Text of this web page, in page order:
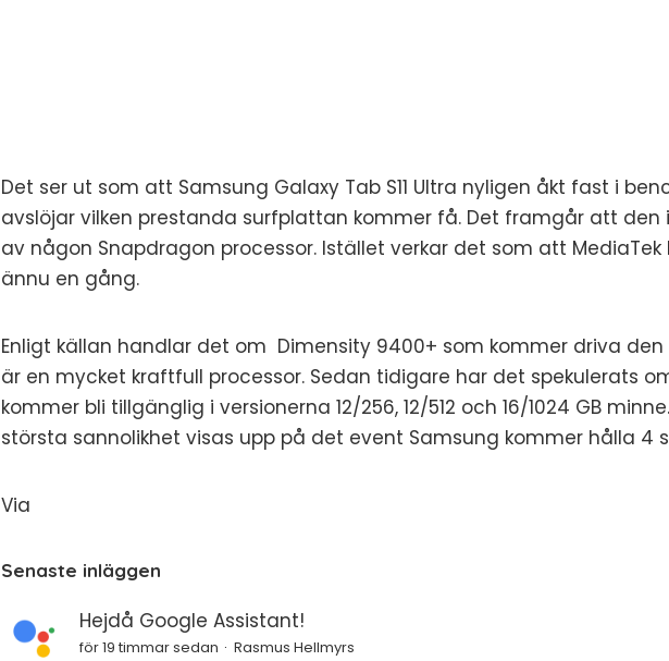
Det ser ut som att Samsung Galaxy Tab S11 Ultra nyligen åkt fast i
avslöjar vilken prestanda surfplattan kommer få. Det framgår att den
av någon Snapdragon processor. Istället verkar det som att
ännu en gång.
Enligt källan handlar det om Dimensity 9400+ som kommer driva den
är en mycket kraftfull processor. Sedan tidigare har det spekulerats
kommer bli tillgänglig i versionerna 12/256, 12/512 och 16/1024 GB
största sannolikhet visas upp på det event Samsung kommer hålla 4
Via
Senaste inläggen
Hejdå Google Assistant!
för 19 timmar sedan Rasmus Hellmyrs